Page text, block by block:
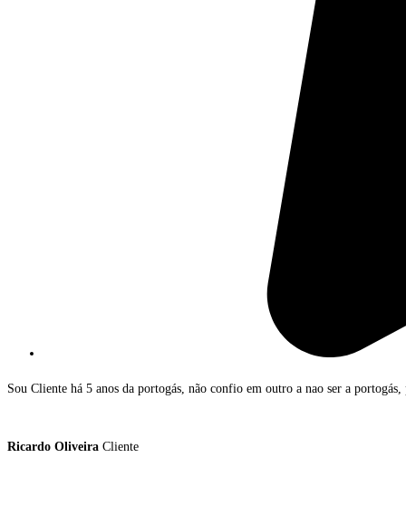
Sou Cliente há 5 anos da portogás, não confio em outro a nao ser a
Ricardo Oliveira Cliente